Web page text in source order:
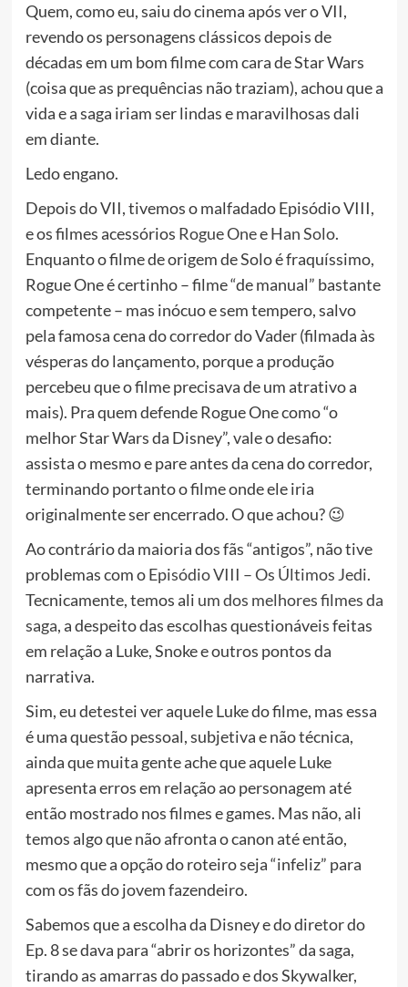
Quem, como eu, saiu do cinema após ver o VII,
revendo os personagens clássicos depois de
décadas em um bom filme com cara de Star Wars
(coisa que as prequências não traziam), achou que a
vida e a saga iriam ser lindas e maravilhosas dali
em diante.
Ledo engano.
Depois do VII, tivemos o malfadado Episódio VIII,
e os filmes acessórios Rogue OneeHan Solo.
Enquanto o filme de origem de Solo é fraquíssimo,
Rogue One é certinho – filme “de manual” bastante
competente – mas inócuo e sem tempero, salvo
pela famosa cena do corredor do Vader (filmada às
vésperas do lançamento, porque a produção
percebeu que o filme precisava de um atrativo a
mais). Pra quem defende Rogue One como “o
melhor Star Wars da Disney”, vale o desafio:
assista o mesmo e pare antes da cena do corredor,
terminando portanto o filme onde ele iria
originalmente ser encerrado. O que achou? 😉
Ao contrário da maioria dos fãs “antigos”, não tive
problemas com oEpisódio VIII – Os Últimos Jedi.
Tecnicamente, temos ali um dos melhores filmes da
saga, a despeito das escolhas questionáveis feitas
em relação a Luke, Snoke e outros pontos da
narrativa.
Sim, eu detestei ver aquele Luke do filme, mas essa
é uma questão pessoal, subjetiva e não técnica,
ainda que muita gente ache que aquele Luke
apresenta erros em relação ao personagem até
então mostrado nos filmes e games. Mas não, ali
temos algo que não afronta o canon até então,
mesmo que a opção do roteiro seja “infeliz” para
com os fãs do jovem fazendeiro.
Sabemos que a escolha da Disney e do diretor do
Ep. 8 se dava para “abrir os horizontes” da saga,
tirando as amarras do passado e dos Skywalker,